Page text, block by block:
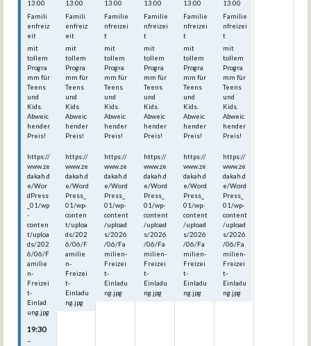
13:00
Famili
enfreiz
eit
mit
tollem
Progra
mm für
Teens
und
Kids.
Abweic
hender
Preis!
https://
www.ze
dakah.d
e/Wor
dPress
_01/wp
-
conten
t/uploa
ds/202
6/06/F
amilie
n-
Freizei
t-
Einlad
ung.jpg
19:30
–
13:00
Famili
enfreiz
eit
mit
tollem
Progra
mm für
Teens
und
Kids.
Abweic
hender
Preis!
https://
www.ze
dakah.d
e/Word
Press_
01/wp-
conten
t/uploa
ds/202
6/06/F
amilie
n-
Freizei
t-
Einladu
ng.jpg
13:00
Familie
nfreizei
t
mit
tollem
Progra
mm für
Teens
und
Kids.
Abweic
hender
Preis!
https://
www.ze
dakah.d
e/Word
Press_
01/wp-
content
/upload
s/2026
/06/Fa
milien-
Freizei
t-
Einladu
ng.jpg
13:00
Familie
nfreizei
t
mit
tollem
Progra
mm für
Teens
und
Kids.
Abweic
hender
Preis!
https://
www.ze
dakah.d
e/Word
Press_
01/wp-
content
/upload
s/2026
/06/Fa
milien-
Freizei
t-
Einladu
ng.jpg
13:00
Familie
nfreizei
t
mit
tollem
Progra
mm für
Teens
und
Kids.
Abweic
hender
Preis!
https://
www.ze
dakah.d
e/Word
Press_
01/wp-
content
/upload
s/2026
/06/Fa
milien-
Freizei
t-
Einladu
ng.jpg
13:00
Familie
nfreizei
t
mit
tollem
Progra
mm für
Teens
und
Kids.
Abweic
hender
Preis!
https://
www.ze
dakah.d
e/Word
Press_
01/wp-
content
/upload
s/2026
/06/Fa
milien-
Freizei
t-
Einladu
ng.jpg